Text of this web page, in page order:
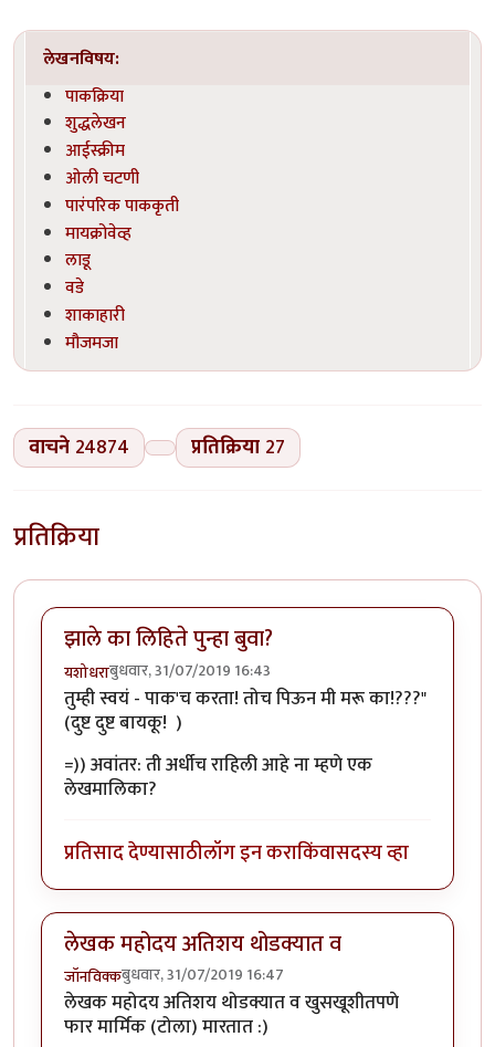
लेखनविषय:
पाकक्रिया
शुद्धलेखन
आईस्क्रीम
ओली चटणी
पारंपरिक पाककृती
मायक्रोवेव्ह
लाडू
वडे
शाकाहारी
मौजमजा
वाचने 24874 प्रतिक्रिया 27
प्रतिक्रिया
झाले का लिहिते पुन्हा बुवा?
यशोधराबुधवार, 31/07/2019 16:43
तुम्ही स्वयं - पाक'च करता! तोच पिऊन मी मरू का!???"
(दुष्ट दुष्ट बायकू! )
=)) अवांतर: ती अर्धीच राहिली आहे ना म्हणे एक
लेखमालिका?
प्रतिसाद देण्यासाठीलॉग इन कराकिंवासदस्य व्हा
लेखक महोदय अतिशय थोडक्यात व
जॉनविक्कबुधवार, 31/07/2019 16:47
लेखक महोदय अतिशय थोडक्यात व खुसखूशीतपणे
फार मार्मिक (टोला) मारतात :)